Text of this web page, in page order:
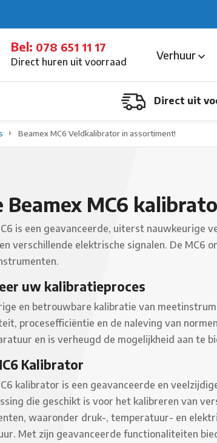
Bel: 078 651 11 17
Direct huren uit voorraad Verhuur
Direct uit
Beamex MC6 Veldkalibrator in assortiment!
Beamex MC6
is een geavanceerde, uiterst
verschillende elektrische signalen. De MC6
uw kalibratieproces
en betrouwbare kalibratie van
procesefficiëntie en de naleving van
en is verheugd de mogelijkheid aan te
Kalibrator
kalibrator is een geavanceerde en
die geschikt is voor het kalibreren van
waaronder druk-, temperatuur- en
Met zijn geavanceerde functionaliteiten